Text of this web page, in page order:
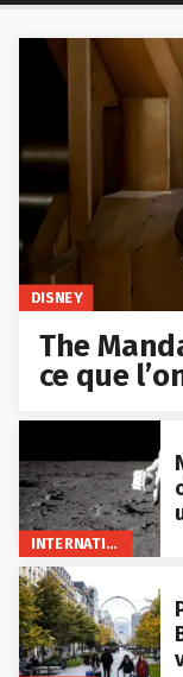
DISNEY
The
ce que